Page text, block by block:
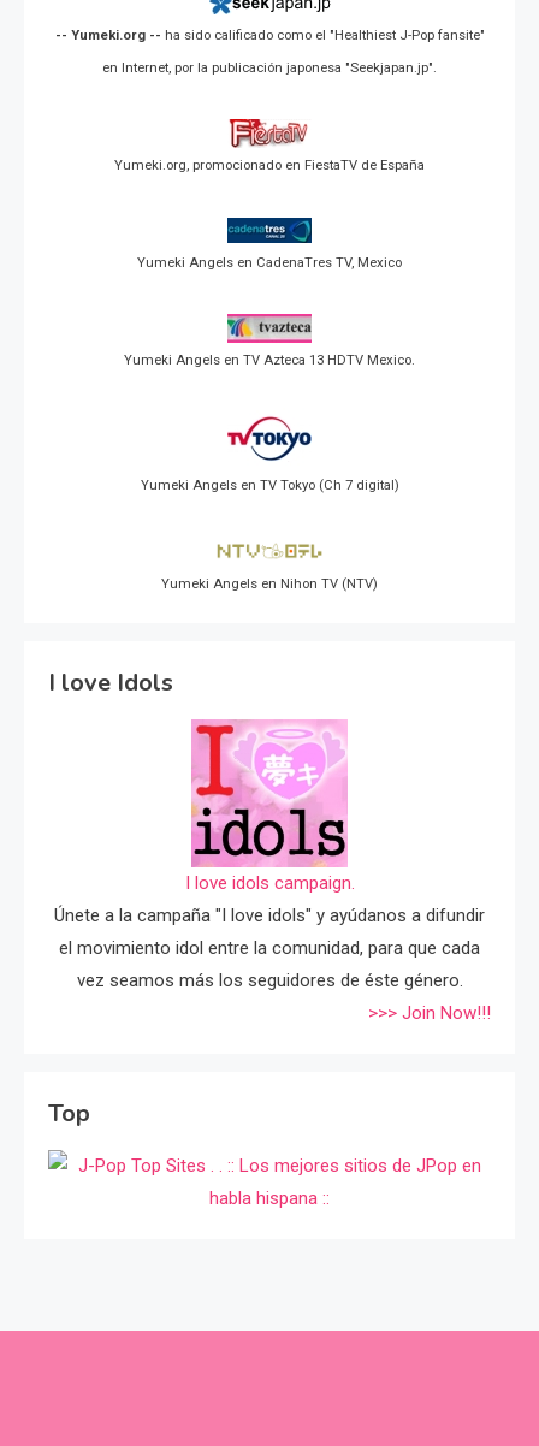
-- Yumeki.org -- ha sido calificado como el "Healthiest J-Pop fansite"
en Internet, por la publicación japonesa "Seekjapan.jp".
Yumeki.org, promocionado en FiestaTV de España
Yumeki Angels en CadenaTres TV, Mexico
Yumeki Angels en TV Azteca 13 HDTV Mexico.
Yumeki Angels en TV Tokyo (Ch 7 digital)
Yumeki Angels en Nihon TV (NTV)
I love Idols
I love idols campaign.
Únete a la campaña "I love idols" y ayúdanos a difundir
el movimiento idol entre la comunidad, para que cada
vez seamos más los seguidores de éste género.
>>> Join Now!!!
Top